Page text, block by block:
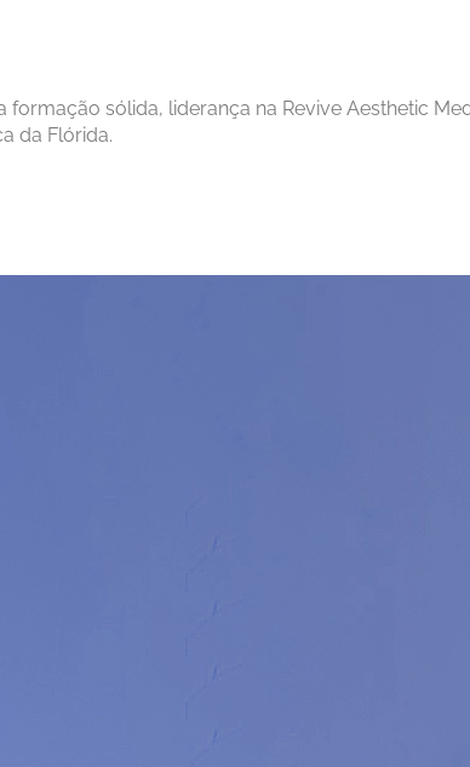
formação sólida, liderança na Revive Aesthetic
da Flórida.